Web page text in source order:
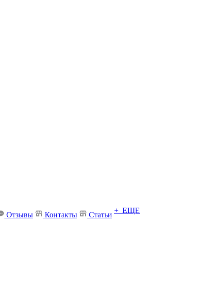
Отзывы Контакты Статьи
+ ЕЩЕ